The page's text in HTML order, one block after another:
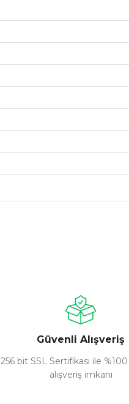
Güvenli Alışveriş
256 bit SSL Sertifikası ile
alışveriş imkanı